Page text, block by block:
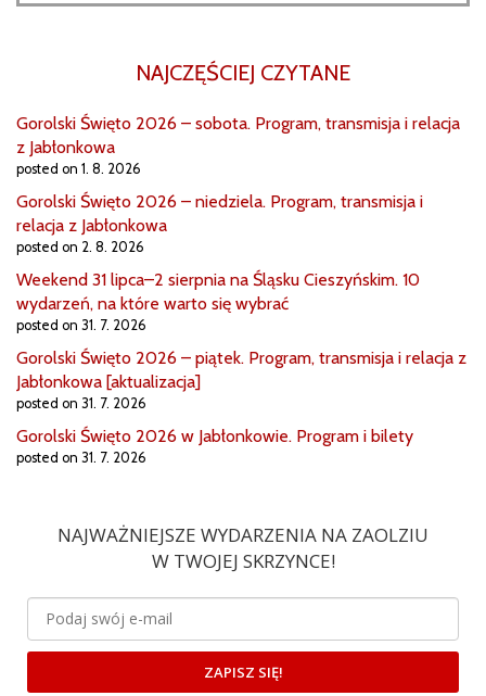
NAJCZĘŚCIEJ CZYTANE
Gorolski Święto 2026 – sobota. Program, transmisja i relacja
z Jabłonkowa
posted on 1. 8. 2026
Gorolski Święto 2026 – niedziela. Program, transmisja i
relacja z Jabłonkowa
posted on 2. 8. 2026
Weekend 31 lipca–2 sierpnia na Śląsku Cieszyńskim. 10
wydarzeń, na które warto się wybrać
posted on 31. 7. 2026
Gorolski Święto 2026 – piątek. Program, transmisja i relacja z
Jabłonkowa [aktualizacja]
posted on 31. 7. 2026
Gorolski Święto 2026 w Jabłonkowie. Program i bilety
posted on 31. 7. 2026
NAJWAŻNIEJSZE WYDARZENIA NA ZAOLZIU
W TWOJEJ SKRZYNCE!
ZAPISZ SIĘ!